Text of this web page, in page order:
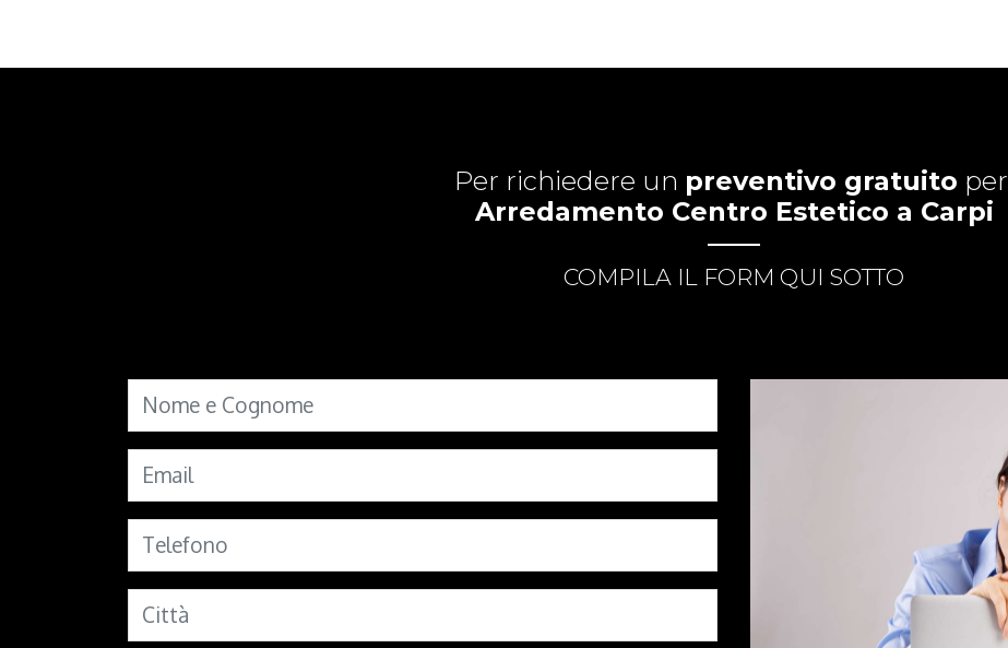
Per richiedere un preventivo gratuito per
Arredamento Centro Estetico a Carpi
COMPILA IL FORM QUI SOTTO